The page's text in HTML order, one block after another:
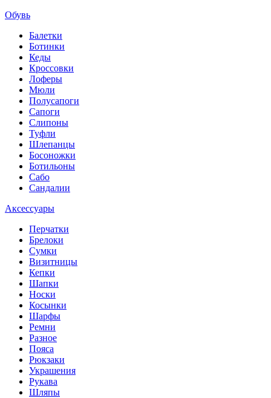
Обувь
Балетки
Ботинки
Кеды
Кроссовки
Лоферы
Мюли
Полусапоги
Сапоги
Слипоны
Туфли
Шлепанцы
Босоножки
Ботильоны
Сабо
Сандалии
Аксессуары
Перчатки
Брелоки
Сумки
Визитницы
Кепки
Шапки
Носки
Косынки
Шарфы
Ремни
Разное
Пояса
Рюкзаки
Украшения
Рукава
Шляпы